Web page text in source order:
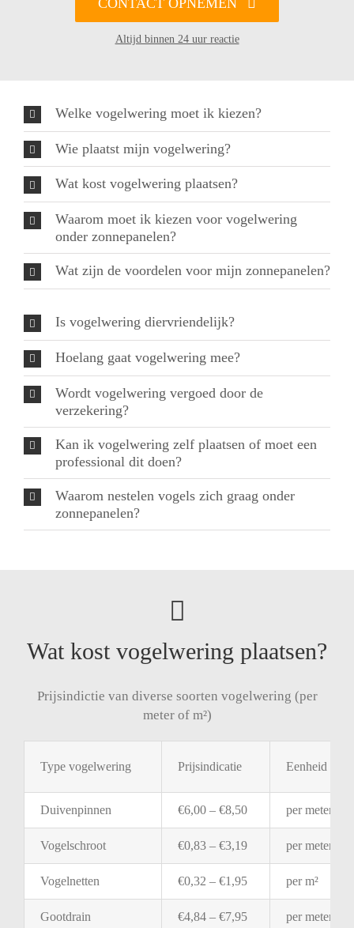
Altijd binnen 24 uur reactie
Welke vogelwering moet ik kiezen?
Wie plaatst mijn vogelwering?
Wat kost vogelwering plaatsen?
Waarom moet ik kiezen voor vogelwering
onder zonnepanelen?
Wat zijn de voordelen voor mijn zonnepanelen?
Is vogelwering diervriendelijk?
Hoelang gaat vogelwering mee?
Wordt vogelwering vergoed door de
verzekering?
Kan ik vogelwering zelf plaatsen of moet een
professional dit doen?
Waarom nestelen vogels zich graag onder
zonnepanelen?
Wat kost vogelwering plaatsen?
Prijsindictie van diverse soorten vogelwering (per
meter of m²)
Type vogelwering Prijsindicatie Eenheid
Duivenpinnen €6,00 – €8,50 permeter
Vogelschroot €0,83 – €3,19 permeter
Vogelnetten €0,32 – €1,95 perm²
Gootdrain €4,84 – €7,95 permeter